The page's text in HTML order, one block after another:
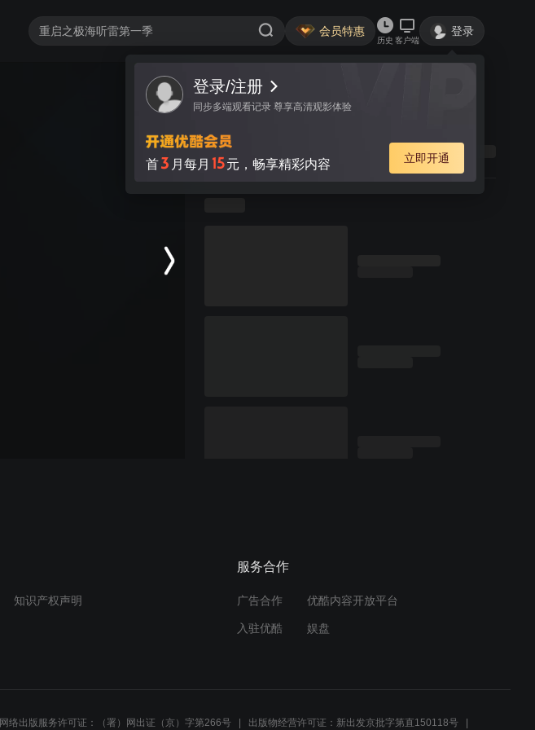
会员特惠
历史 客户端
登录
登录/注册
同步多端观看记录 尊享高清观影体验
首3 月每月 15元，畅享精彩内容 立即开通
知识产权声明
服务合作
广告合作 优酷内容开放平台
入驻优酷 娱盘
网络出版服务许可证：（署）网出证（京）字第266号 出版物经营许可证：新出发京批字第直150118号